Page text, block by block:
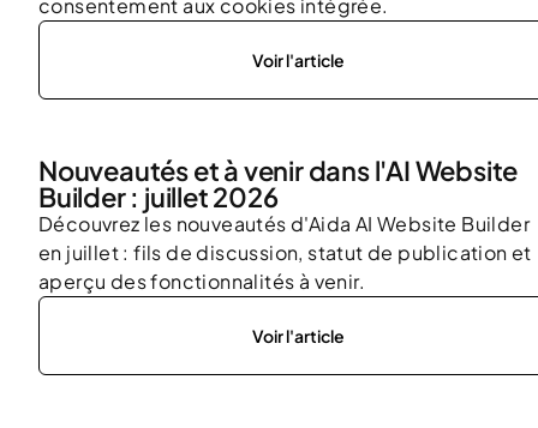
consentement aux cookies intégrée.
Voir l'article
Nouveautés et à venir dans l'AI Website
Builder : juillet 2026
Découvrez les nouveautés d'Aida AI Website Builder
en juillet : fils de discussion, statut de publication et
aperçu des fonctionnalités à venir.
Voir l'article